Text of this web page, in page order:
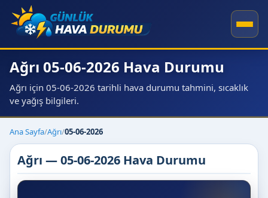
Ağrı 05-06-2026 Hava Durumu
Ağrı için 05-06-2026 tarihli hava durumu tahmini, sıcaklık
ve yağış bilgileri.
Ana Sayfa/Ağrı/05-06-2026
Ağrı — 05-06-2026 Hava Durumu